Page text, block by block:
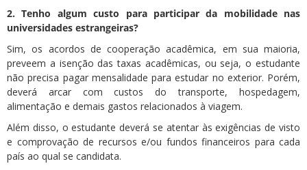
2. Tenho algum custo para participar da mobilidade nas
universidades estrangeiras?
Sim, os acordos de cooperação acadêmica, em sua maioria,
preveem a isenção das taxas acadêmicas, ou seja, o estudante
não precisa pagar mensalidade para estudar no exterior. Porém,
deverá arcar com custos do transporte, hospedagem,
alimentação e demais gastos relacionados à viagem.
Além disso, o estudante deverá se atentar às exigências de visto
e comprovação de recursos e/ou fundos financeiros para cada
país ao qual se candidata.